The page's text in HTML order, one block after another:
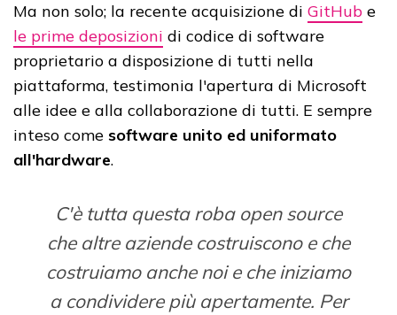
Ma non solo; la recente acquisizione di GitHub e
le prime deposizioni di codice di software
proprietario a disposizione di tutti nella
piattaforma, testimonia l'apertura di Microsoft
alle idee e alla collaborazione di tutti. E sempre
inteso come software unito ed uniformato
all'hardware.
C'è tutta questa roba open source
che altre aziende costruiscono e che
costruiamo anche noi e che iniziamo
a condividere più apertamente. Per